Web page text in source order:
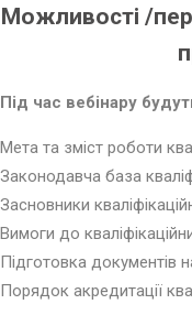
Можливості /
Під час вебінару
Мета та зміст роботи
Законодавча база
Засновники
Вимоги до
Підготовка документів
Порядок акредитації